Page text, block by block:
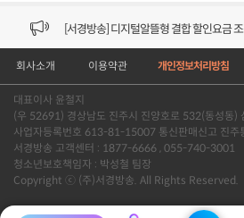
[서경방송] 디지털알뜰형 결합 할인요금
[공지] 개인정보처리방침 (Ver2.15) 개정
[서경방송] 일부 채널편성 변경 안내의 건
[VOD공지] 청춘초이스 이용금액 변경 안내
[서경방송] 일부 채널편성 변경 안내의 건
회사소개 이용약관 개인정보처리방침
대표이사 윤철지
(우 52691) 경상남도 진주시 진양호로 532(동성동)
사업자등록번호 613-81-15007 통신판매신고 진주
서경방송 고객센터 : 1877-6666 , 055-740-3001
청소년보호책임자 : 박성철 팀장
Copyright ⓒ (주)서경방송. All Rights Reserved.